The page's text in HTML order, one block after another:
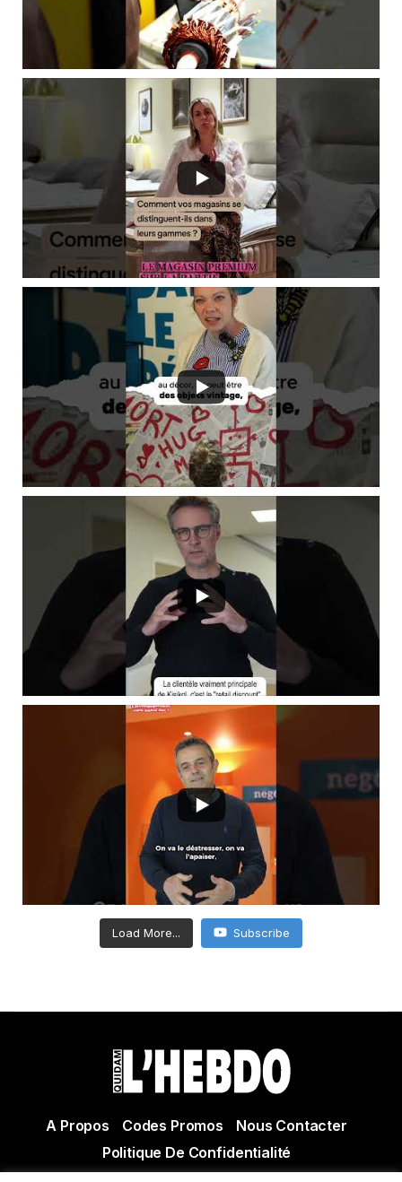
Load More... Subscribe
A Propos Codes Promos
Nous Contacter
Politique De Confidentialité